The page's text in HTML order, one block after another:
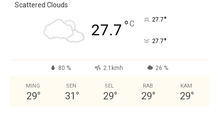
Scattered Clouds
27.7 °C 27.7°
27.7°
80 % 2.1kmh 26 %
MING
29°
SEN
31 °
SEL
29°
RAB
29°
KAM
29°